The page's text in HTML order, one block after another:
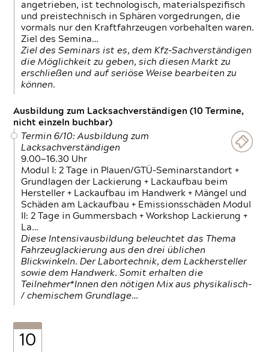
angetrieben, ist technologisch, materialspezifisch
und preistechnisch in Sphären vorgedrungen, die
vormals nur den Kraftfahrzeugen vorbehalten waren.
Ziel des Semina…
Ziel des Seminars ist es, dem Kfz-Sachverständigen
die Möglichkeit zu geben, sich diesen Markt zu
erschließen und auf seriöse Weise bearbeiten zu
können.
Ausbildung zum Lacksachverständigen (10 Termine,
nicht einzeln buchbar)
Termin 6/10: Ausbildung zum
Lacksachverständigen
9.00—16.30 Uhr
Modul I: 2 Tage in Plauen/GTÜ-Seminarstandort +
Grundlagen der Lackierung + Lackaufbau beim
Hersteller + Lackaufbau im Handwerk + Mängel und
Schäden am Lackaufbau + Emissionsschäden Modul
II: 2 Tage in Gummersbach + Workshop Lackierung +
La…
Diese Intensivausbildung beleuchtet das Thema
Fahrzeuglackierung aus den drei üblichen
Blickwinkeln. Der Labortechnik, dem Lackhersteller
sowie dem Handwerk. Somit erhalten die
Teilnehmer*Innen den nötigen Mix aus physikalisch-
/ chemischem Grundlage…
10